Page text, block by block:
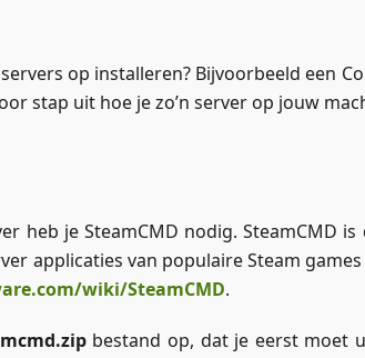
op installeren? Bijvoorbeeld een
stap uit hoe je zo’n server op jouw
heb je SteamCMD nodig. SteamCMD is
applicaties van populaire Steam
wiki/SteamCMD.
bestand op, dat je eerst moet